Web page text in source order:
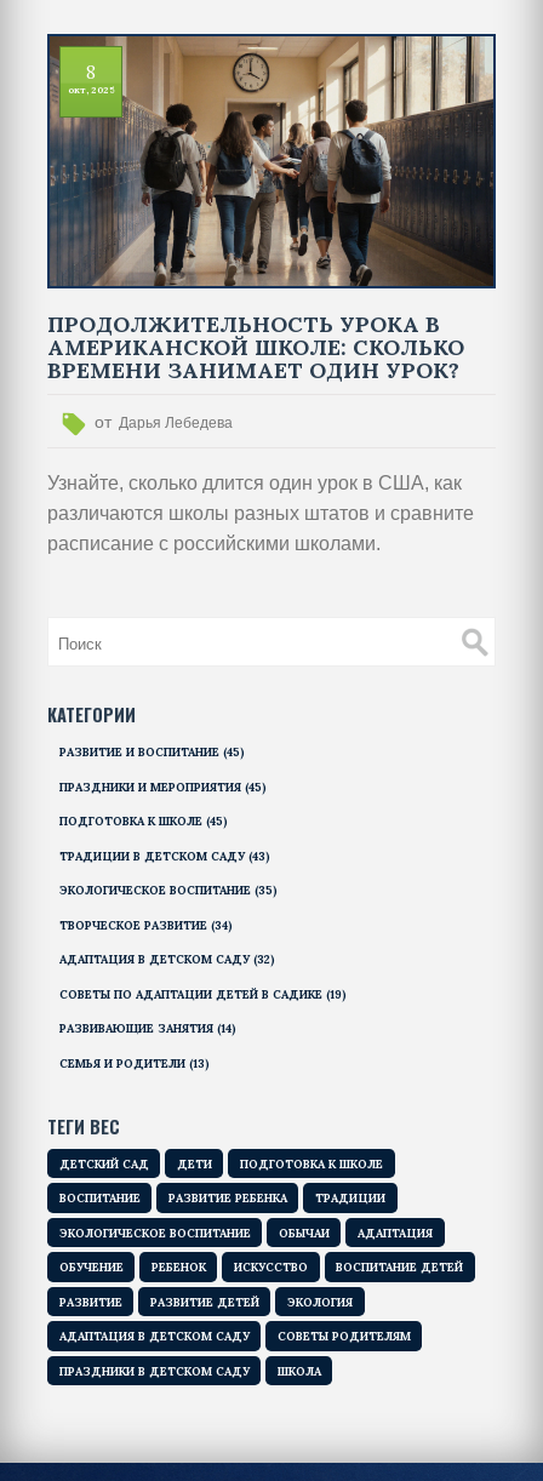
8
окт, 2025
ПРОДОЛЖИТЕЛЬНОСТЬ УРОКА В
АМЕРИКАНСКОЙ ШКОЛЕ: СКОЛЬКО
ВРЕМЕНИ ЗАНИМАЕТ ОДИН УРОК?
от Дарья Лебедева
Узнайте, сколько длится один урок в США, как
различаются школы разных штатов и сравните
расписание с российскими школами.
КАТЕГОРИИ
РАЗВИТИЕ И ВОСПИТАНИЕ (45)
ПРАЗДНИКИ И МЕРОПРИЯТИЯ (45)
ПОДГОТОВКА К ШКОЛЕ (45)
ТРАДИЦИИ В ДЕТСКОМ САДУ(43)
ЭКОЛОГИЧЕСКОЕ ВОСПИТАНИЕ (35)
ТВОРЧЕСКОЕ РАЗВИТИЕ (34)
АДАПТАЦИЯ В ДЕТСКОМ САДУ(32)
СОВЕТЫ ПО АДАПТАЦИИ ДЕТЕЙ В САДИКЕ (19)
РАЗВИВАЮЩИЕ ЗАНЯТИЯ (14)
СЕМЬЯ И РОДИТЕЛИ (13)
ТЕГИ ВЕС
ДЕТСКИЙ САД ДЕТИ ПОДГОТОВКА К ШКОЛЕ
ВОСПИТАНИЕ РАЗВИТИЕ РЕБЕНКА ТРАДИЦИИ
ЭКОЛОГИЧЕСКОЕ ВОСПИТАНИЕ ОБЫЧАИ АДАПТАЦИЯ
ОБУЧЕНИЕ РЕБЕНОК ИСКУССТВО ВОСПИТАНИЕ ДЕТЕЙ
РАЗВИТИЕ РАЗВИТИЕ ДЕТЕЙ ЭКОЛОГИЯ
АДАПТАЦИЯ В ДЕТСКОМ САДУ СОВЕТЫ РОДИТЕЛЯМ
ПРАЗДНИКИ В ДЕТСКОМ САДУ ШКОЛА